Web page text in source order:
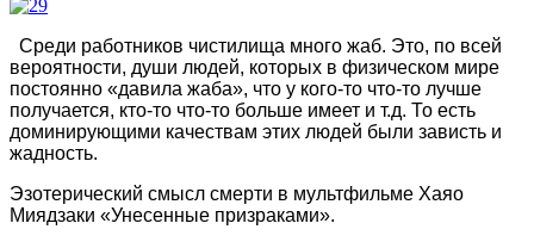
Среди работников чистилища много жаб. Это, по всей
вероятности, души людей, которых в физическом мире
постоянно «давила жаба», что у кого-то что-то лучше
получается, кто-то что-то больше имеет и т.д. То есть
доминирующими качествам этих людей были зависть и
жадность.
Эзотерический смысл смерти в мультфильме Хаяо
Миядзаки «Унесенные призраками».